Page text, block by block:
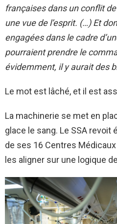
françaises dans un conflit
une vue de l’esprit. (…) Et
engagées dans le cadre
pourraient prendre le
évidemment, il y aurait des
Le mot est lâché, et il est
La machinerie se met en
glace le sang. Le SSA revoit
de ses 16 Centres
les aligner sur une logique